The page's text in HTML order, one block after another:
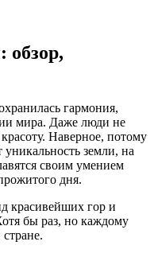
обзор,
гармония,
мира. Даже люди не
Наверное, потому
земли, на
своим умением
дня.
красивейших гор и
бы раз, но каждому